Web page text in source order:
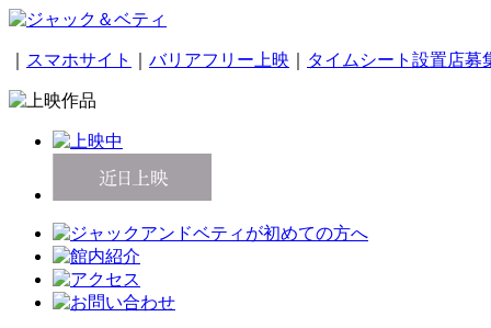
スマホサイト バリアフリー上映 タイムシート設置店募